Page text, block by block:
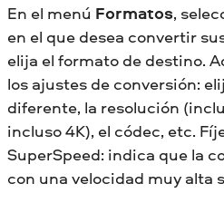
En el menú Formatos,
en el que desea convertir
elija el formato de destino.
los ajustes de conversión:
diferente, la resolución
incluso 4K), el códec, etc.
SuperSpeed: indica que la
con una velocidad muy alta